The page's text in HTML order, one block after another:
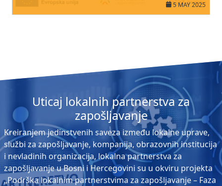
5 MAY 2025
Uticaj lokalnih partnerstva za
zapošljavanje
Kreiranjem jedinstvenih saveza između lokalne uprave,
službi za zapošljavanje, kompanija, obrazovnih institucija
i nevladinih organizacija, lokalna partnerstva za
zapošljavanje u Bosni i Hercegovini su u okviru projekta
„Podrška lokalnim partnerstvima za zapošljavanje – Faza